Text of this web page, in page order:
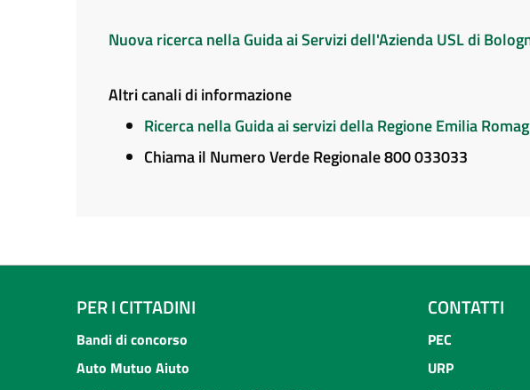
Nuova ricerca nella Guida ai Servizi dell'Azienda USL di
Altri canali di informazione
Ricerca nella Guida ai servizi della Regione Emilia
Chiama il Numero Verde Regionale 800 033033
PER I CITTADINI
Bandi di concorso
Auto Mutuo Aiuto
CONTATTI
PEC
URP